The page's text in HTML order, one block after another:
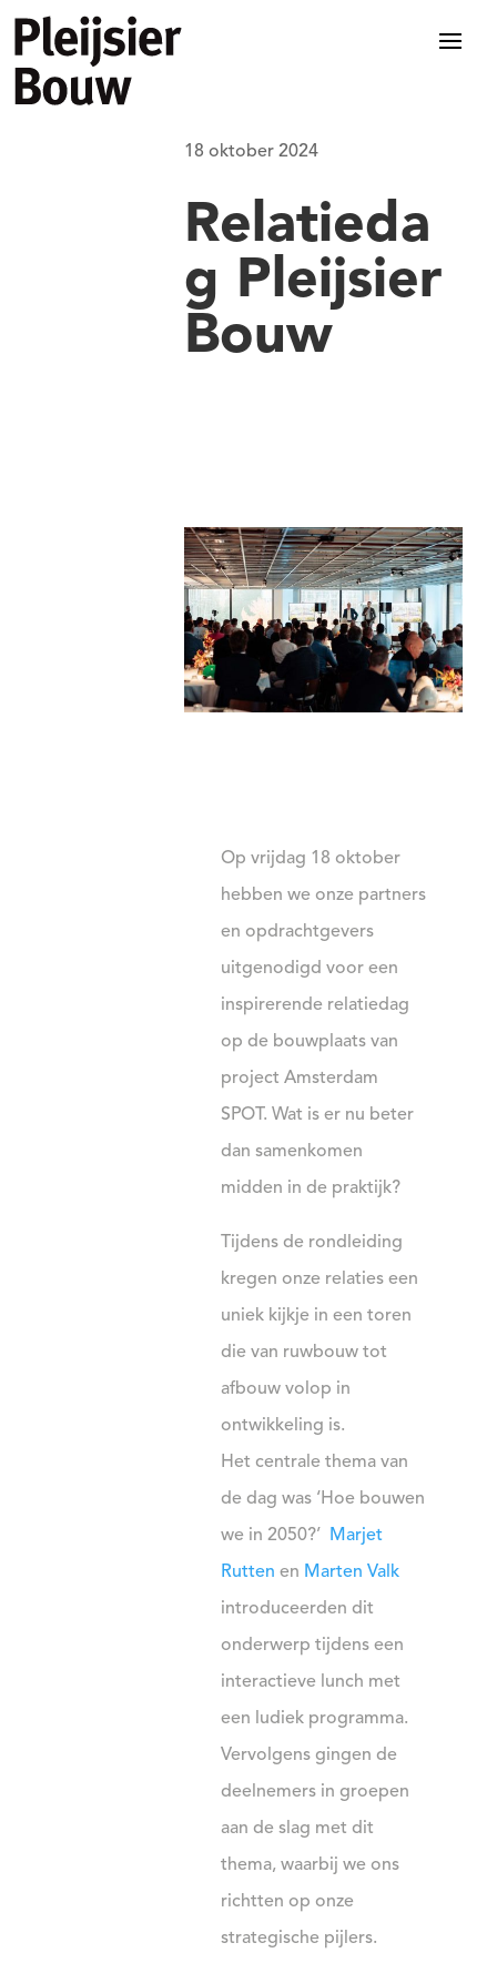
18 oktober 2024
Relatieda
g Pleijsier
Bouw
Op vrijdag 18 oktober
hebben we onze partners
en opdrachtgevers
uitgenodigd voor een
inspirerende relatiedag
op de bouwplaats van
project Amsterdam
SPOT. Wat is er nu beter
dan samenkomen
midden in de praktijk?
Tijdens de rondleiding
kregen onze relaties een
uniek kijkje in een toren
die van ruwbouw tot
afbouw volop in
ontwikkeling is.
Het centrale thema van
de dag was ‘Hoe bouwen
we in 2050?’ ️ Marjet
Rutten en Marten Valk
introduceerden dit
onderwerp tijdens een
interactieve lunch met
een ludiek programma.
Vervolgens gingen de
deelnemers in groepen
aan de slag met dit
thema, waarbij we ons
richtten op onze
strategische pijlers.